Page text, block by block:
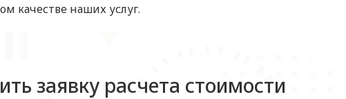
качестве наших услуг.
заявку расчета стоимости